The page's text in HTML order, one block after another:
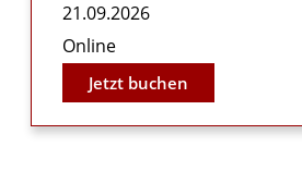
21.09.2026
Online
Jetzt buchen